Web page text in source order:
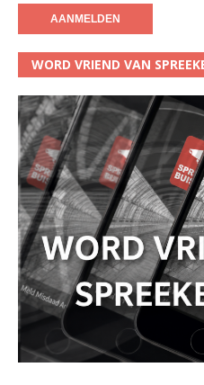
WORD VRIEND VAN